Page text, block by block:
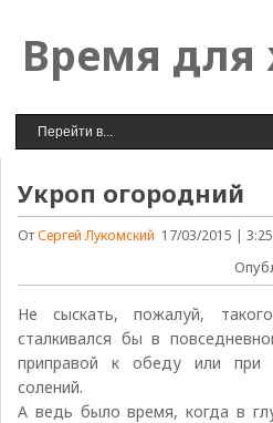
Время для
Укроп огородний
ОтСергей Лукомский 17/03/2015 | 3:25
Не сыскать, пожалуй,
сталкивался бы в
приправой к обеду или при
солений.
А ведь было время, когда в